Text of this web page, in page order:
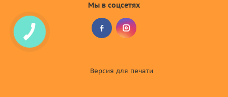
Мы в соцсетях
Версия для печати